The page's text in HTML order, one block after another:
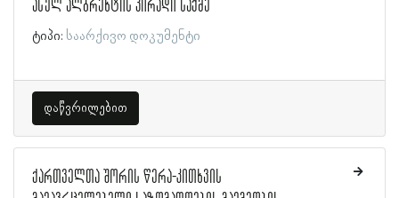
ასულ ალბრეხტის პირადი საქმე
ტიპი: საარქივო დოკუმენტი
დაწვრილებით
ქართველთა შორის წერა-კითხვის